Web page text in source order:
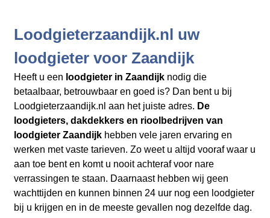
Loodgieterzaandijk.nl uw
loodgieter voor Zaandijk
Heeft u een loodgieter in Zaandijknodig die
betaalbaar, betrouwbaar en goed is? Dan bent u bij
Loodgieterzaandijk.nl aan het juiste adres. De
loodgieters, dakdekkers en rioolbedrijven van
loodgieter Zaandijkhebben vele jaren ervaring en
werken met vaste tarieven. Zo weet u altijd vooraf waar u
aan toe bent en komt u nooit achteraf voor nare
verrassingen te staan. Daarnaast hebben wij geen
wachttijden en kunnen binnen 24 uur nog een loodgieter
bij u krijgen en in de meeste gevallen nog dezelfde dag.